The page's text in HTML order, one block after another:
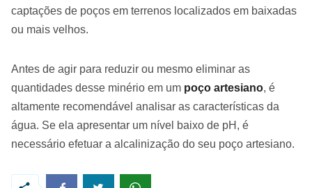
captações de poços em terrenos localizados em baixadas
ou mais velhos.
Antes de agir para reduzir ou mesmo eliminar as
quantidades desse minério em um poço artesiano, é
altamente recomendável analisar as características da
água. Se ela apresentar um nível baixo de pH, é
necessário efetuar a alcalinização do seu poço artesiano.